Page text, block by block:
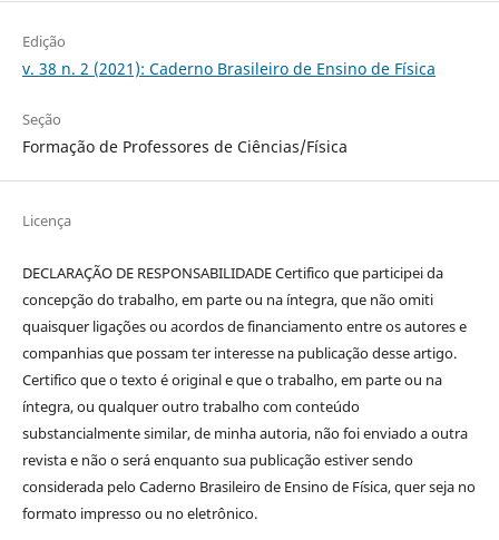
Edição
v. 38 n. 2 (2021): Caderno Brasileiro de Ensino de Física
Seção
Formação de Professores de Ciências/Física
Licença
DECLARAÇÃO DE RESPONSABILIDADE Certifico que participei da
concepção do trabalho, em parte ou na íntegra, que não omiti
quaisquer ligações ou acordos de financiamento entre os autores e
companhias que possam ter interesse na publicação desse artigo.
Certifico que o texto é original e que o trabalho, em parte ou na
íntegra, ou qualquer outro trabalho com conteúdo
substancialmente similar, de minha autoria, não foi enviado a outra
revista e não o será enquanto sua publicação estiver sendo
considerada pelo Caderno Brasileiro de Ensino de Física, quer seja no
formato impresso ou no eletrônico.